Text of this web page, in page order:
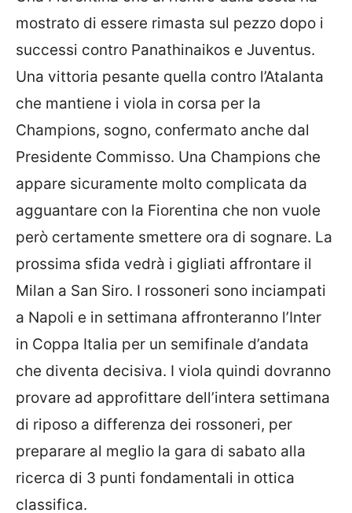
mostrato di essere rimasta sul pezzo dopo i
successi contro Panathinaikos e Juventus.
Una vittoria pesante quella contro l’Atalanta
che mantiene i viola in corsa per la
Champions, sogno, confermato anche dal
Presidente Commisso. Una Champions che
appare sicuramente molto complicata da
agguantare con la Fiorentina che non vuole
però certamente smettere ora di sognare. La
prossima sfida vedrà i gigliati affrontare il
Milan a San Siro. I rossoneri sono inciampati
a Napoli e in settimana affronteranno l’Inter
in Coppa Italia per un semifinale d’andata
che diventa decisiva. I viola quindi dovranno
provare ad approfittare dell’intera settimana
di riposo a differenza dei rossoneri, per
preparare al meglio la gara di sabato alla
ricerca di 3 punti fondamentali in ottica
classifica.